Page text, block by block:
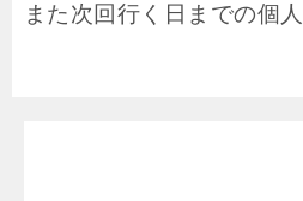
また次回行く日までの個